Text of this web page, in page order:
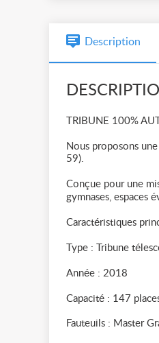
Description
TRIBUNE 100%
Nous proposons
59).
Conçue pour une
gymnases, espaces
Caractéristiques
Type : Tribune
Année : 2018
Capacité : 147
Fauteuils : Master